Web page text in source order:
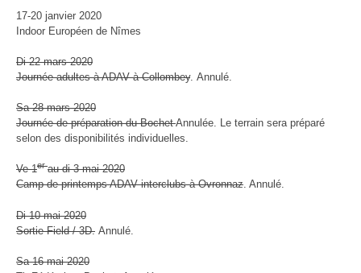
17-20 janvier 2020
Indoor Européen de Nîmes
Di 22 mars 2020
Journée adultes à ADAV à Collombey. Annulé.
Sa 28 mars 2020
Journée de préparation du BochetAnnulée. Le terrain sera préparé
selon des disponibilités individuelles.
Ve 1erau di 3 mai 2020
Camp de printemps ADAV interclubs à Ovronnaz. Annulé.
Di 10 mai 2020
Sortie Field / 3D. Annulé.
Sa 16 mai 2020